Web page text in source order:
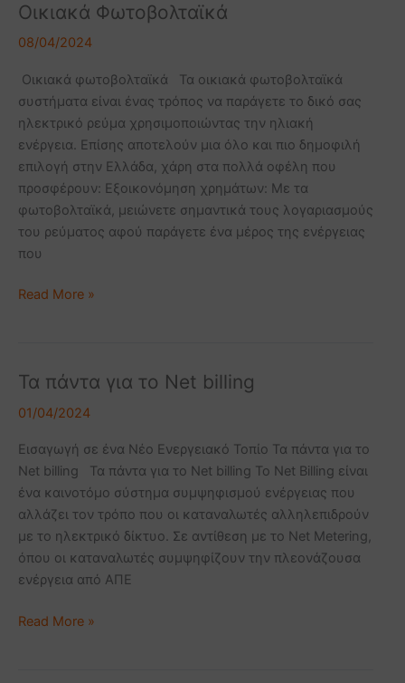
Οικιακά Φωτοβολταϊκά
08/04/2024
Οικιακά φωτοβολταϊκά Τα οικιακά φωτοβολταϊκά
συστήματα είναι ένας τρόπος να παράγετε το δικό σας
ηλεκτρικό ρεύμα χρησιμοποιώντας την ηλιακή
ενέργεια. Επίσης αποτελούν μια όλο και πιο δημοφιλή
επιλογή στην Ελλάδα, χάρη στα πολλά οφέλη που
προσφέρουν: Εξοικονόμηση χρημάτων: Με τα
φωτοβολταϊκά, μειώνετε σημαντικά τους λογαριασμούς
του ρεύματος αφού παράγετε ένα μέρος της ενέργειας
που
Οικιακά
Read More »
Τα πάντα για το Net billing
01/04/2024
Εισαγωγή σε ένα Νέο Ενεργειακό Τοπίο Τα πάντα για το
Net billing Τα πάντα για το Net billing Το Net Billing είναι
ένα καινοτόμο σύστημα συμψηφισμού ενέργειας που
αλλάζει τον τρόπο που οι καταναλωτές αλληλεπιδρούν
με το ηλεκτρικό δίκτυο. Σε αντίθεση με το Net Metering,
όπου οι καταναλωτές συμψηφίζουν την πλεονάζουσα
ενέργεια από ΑΠΕ
Τα
για
το
Net
billing
Read More »